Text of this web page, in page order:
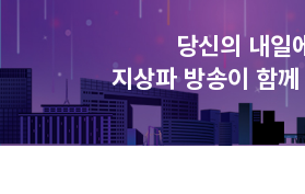
당신의 내일
지상파 방송이 함